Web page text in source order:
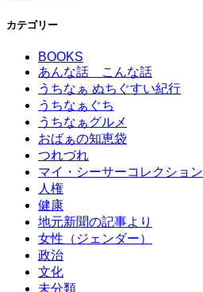
カテゴリー
BOOKS
あんな話 こんな話
うちなぁ ぬちぐすい紀行
うちなぁぐち
うちなぁグルメ
おばぁの知恵袋
つれづれ
マイ・シーサーコレクション
人権
健康
地元新聞の記事より
女性（ジェンダー）
政治
文化
未分類